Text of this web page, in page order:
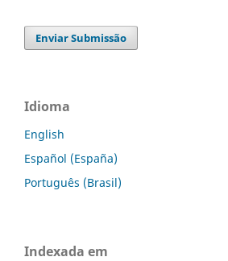
Enviar Submissão
Idioma
English
Español (España)
Português (Brasil)
Indexada em